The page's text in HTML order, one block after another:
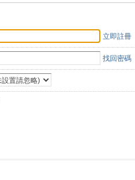
立即註冊
找回密碼